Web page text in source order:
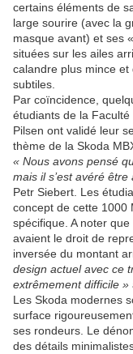
certains éléments de
large sourire (avec la
masque avant) et ses
situées sur les ailes
calandre plus mince et
subtiles.
Par coïncidence,
étudiants de la
Pilsen ont validé leur
thème de la Skoda
« Nous avons pensé
mais il s’est avéré
Petr Siebert. Les
concept de cette
spécifique. A noter
avaient le droit de
inversée du montant
design actuel avec ce
extrêmement difficile »
Les Skoda modernes
surface
ses rondeurs. Le
des détails